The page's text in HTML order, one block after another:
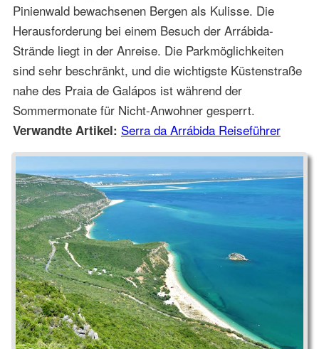
Pinienwald bewachsenen Bergen als Kulisse. Die
Herausforderung bei einem Besuch der Arrábida-
Strände liegt in der Anreise. Die Parkmöglichkeiten
sind sehr beschränkt, und die wichtigste Küstenstraße
nahe des Praia de Galápos ist während der
Sommermonate für Nicht-Anwohner gesperrt.
Verwandte Artikel: Serra da Arrábida Reiseführer